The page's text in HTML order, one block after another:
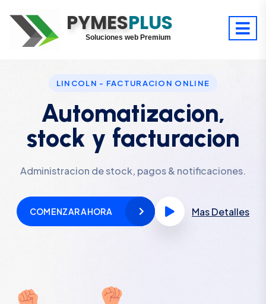
PYMESPLUS
Digitaliza tu éxito
Soluciones web Premium
LINCOLN - FACTURACION ONLINE
Automatizacion,
stock y facturacion
Administracion de stock, pagos & notificaciones.
COMENZAR AHORA Mas Detalles